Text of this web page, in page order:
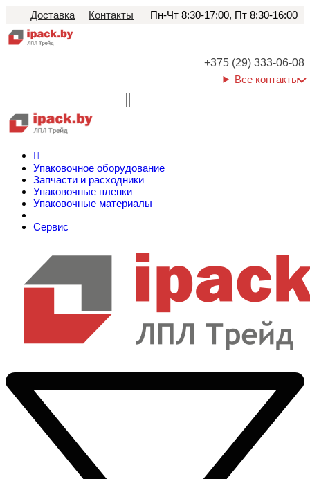
Доставка Контакты Пн-Чт 8:30-17:00, Пт 8:30-16:00
+375 (29) 333-06-08
Все контакты
Упаковочное оборудование
Запчасти и расходники
Упаковочные пленки
Упаковочные материалы
Сервис